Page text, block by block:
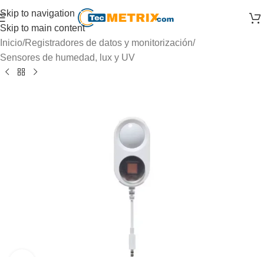
Skip to navigation
Skip to main content
Inicio/Registradores de datos y monitorización/
Sensores de humedad, lux y UV